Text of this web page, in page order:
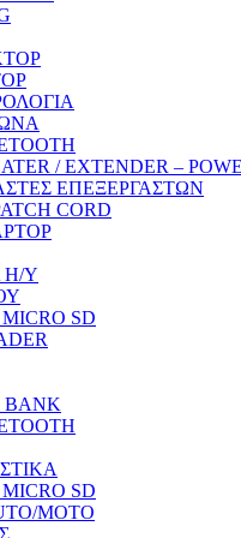
/ EXTENDER –
ΕΠΕΞΕΡΓΑΣΤΩΝ
CORD
Y
SD
BANK
SD
MOTO